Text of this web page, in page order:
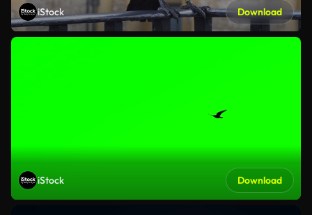
iStock Download
iStock Download